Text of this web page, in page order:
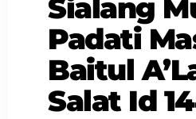
Sialang
Padati
Baitul
Salat Id